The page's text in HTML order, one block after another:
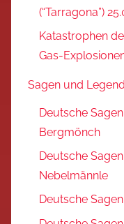
(“Tarragona”)
Katastrophen
Gas-
Sagen und
Deutsche
Bergmönch
Deutsche
Nebelmännle
Deutsche